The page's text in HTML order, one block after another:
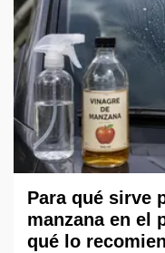
Para qué sirve
manzana en el
qué lo